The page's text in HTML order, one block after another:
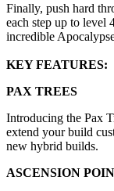
Finally, push hard
each step up to level
incredible
KEY FEATURES:
PAX TREES
Introducing the Pax
extend your build
new hybrid builds.
ASCENSION